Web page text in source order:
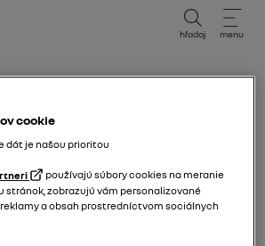
hľadaj menu
cookie
dát je našou prioritou
používajú súbory cookies na meranie
stránok, zobrazujú vám personalizované
a obsah prostredníctvom sociálnych